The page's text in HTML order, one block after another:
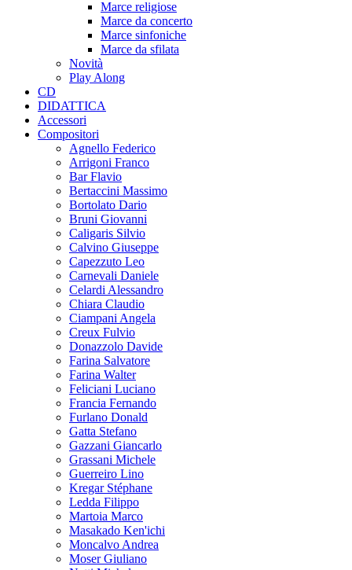
Marce religiose
Marce da concerto
Marce sinfoniche
Marce da sfilata
Novità
Play Along
CD
DIDATTICA
Accessori
Compositori
Agnello Federico
Arrigoni Franco
Bar Flavio
Bertaccini Massimo
Bortolato Dario
Bruni Giovanni
Caligaris Silvio
Calvino Giuseppe
Capezzuto Leo
Carnevali Daniele
Celardi Alessandro
Chiara Claudio
Ciampani Angela
Creux Fulvio
Donazzolo Davide
Farina Salvatore
Farina Walter
Feliciani Luciano
Francia Fernando
Furlano Donald
Gatta Stefano
Gazzani Giancarlo
Grassani Michele
Guerreiro Lino
Kregar Stéphane
Ledda Filippo
Martoia Marco
Masakado Ken'ichi
Moncalvo Andrea
Moser Giuliano